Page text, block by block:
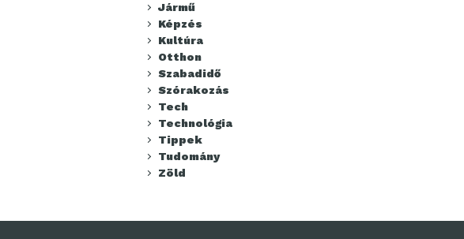
Jármű
Képzés
Kultúra
Otthon
Szabadidő
Szórakozás
Tech
Technológia
Tippek
Tudomány
Zöld